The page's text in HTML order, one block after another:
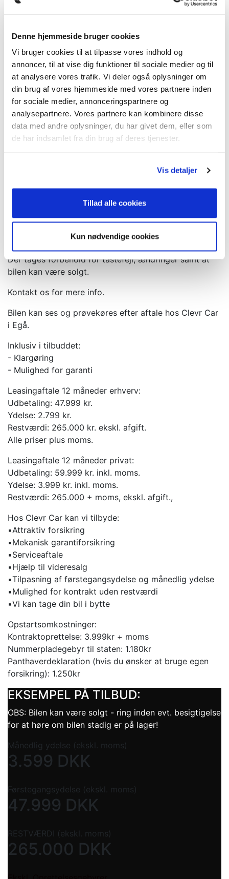
Denne hjemmeside bruger cookies
Vi bruger cookies til at tilpasse vores indhold og
annoncer, til at vise dig funktioner til sociale medier og til
at analysere vores trafik. Vi deler også oplysninger om
din brug af vores hjemmeside med vores partnere inden
for sociale medier, annonceringspartnere og
analysepartnere. Vores partnere kan kombinere disse
data med andre oplysninger, du har givet dem, eller som
de har indsamlet fra din brug af deres tjenester.
Vis detaljer
Tillad alle cookies
Kun nødvendige cookies
Multifunktionsrat
Nødopkaldssystem
Plant bagagerumsgulv
Ratvarme
Regnsensor
Sideairbags
Sportsforsæder
Start-stop funktion
Tyverialarm
På denne bil kan vi tilbyde forsikring fra 710kr
Der tages forbehold for tastefejl, ændringer samt at
bilen kan være solgt.
Kontakt os for mere info.
Bilen kan ses og prøvekøres efter aftale hos Clevr Car
i Egå.
Inklusiv i tilbuddet:
- Klargøring
- Mulighed for garanti
Leasingaftale 12 måneder erhverv:
Udbetaling: 47.999 kr.
Ydelse: 2.799 kr.
Restværdi: 265.000 kr. ekskl. afgift.
Alle priser plus moms.
Leasingaftale 12 måneder privat:
Udbetaling: 59.999 kr. inkl. moms.
Ydelse: 3.999 kr. inkl. moms.
Restværdi: 265.000 + moms, ekskl. afgift.,
Hos Clevr Car kan vi tilbyde:
▪️Attraktiv forsikring
▪️Mekanisk garantiforsikring
▪️Serviceaftale
▪️Hjælp til videresalg
▪️Tilpasning af førstegangsydelse og månedlig ydelse
▪️Mulighed for kontrakt uden restværdi
▪️Vi kan tage din bil i bytte
Opstartsomkostninger:
Kontraktoprettelse: 3.999kr + moms
Nummerpladegebyr til staten: 1.180kr
Panthaverdeklaration (hvis du ønsker at bruge egen
forsikring): 1.250kr
EKSEMPEL PÅ TILBUD:
OBS: Bilen kan være solgt - ring inden evt. besigtigelse
for at høre om bilen stadig er på lager!
Månedlig ydelse (ekskl. moms)
3.599 DKK
Førstegangsydelse (ekskl. moms)
47.999 DKK
RESTVÆRDI (ekskl. moms)
265.000 DKK